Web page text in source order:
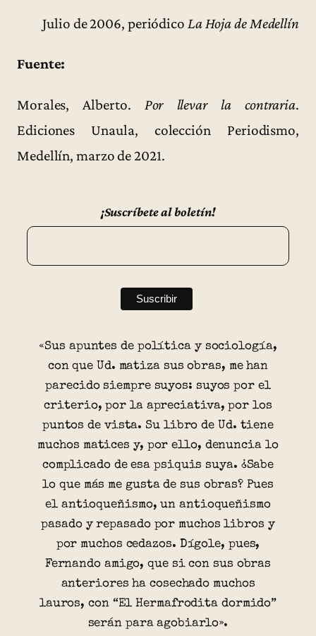
Julio de 2006, periódico La Hoja de Medellín
Fuente:
Morales, Alberto. Por llevar la contraria.
Ediciones Unaula, colección Periodismo,
Medellín, marzo de 2021.
¡Suscríbete al boletín!
«Sus apuntes de política y sociología,
con que Ud. matiza sus obras, me han
parecido siempre suyos: suyos por el
criterio, por la apreciativa, por los
puntos de vista. Su libro de Ud. tiene
muchos matices y, por ello, denuncia lo
complicado de esa psiquis suya. ¿Sabe
lo que más me gusta de sus obras? Pues
el antioqueñismo, un antioqueñismo
pasado y repasado por muchos libros y
por muchos cedazos. Dígole, pues,
Fernando amigo, que si con sus obras
anteriores ha cosechado muchos
lauros, con “El Hermafrodita dormido”
serán para agobiarlo».